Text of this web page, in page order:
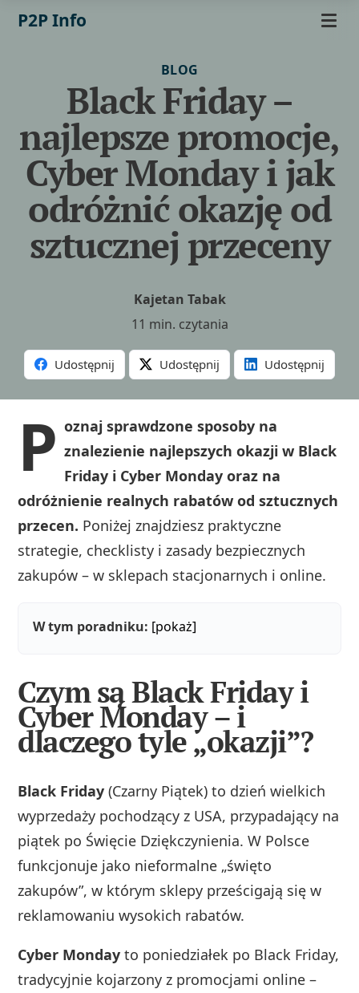
P2P Info
BLOG
Black Friday –
najlepsze promocje,
Cyber Monday i jak
odróżnić okazję od
sztucznej przeceny
Kajetan Tabak
11 min. czytania
Udostępnij Udostępnij Udostępnij
P oznaj sprawdzone sposoby na
znalezienie najlepszych okazji w Black
Friday i Cyber Monday oraz na
odróżnienie realnych rabatów od sztucznych
przecen. Poniżej znajdziesz praktyczne
strategie, checklisty i zasady bezpiecznych
zakupów – w sklepach stacjonarnych i online.
W tym poradniku: [pokaż]
Czym są Black Friday i
Cyber Monday – i
dlaczego tyle „okazji”?
Black Friday (Czarny Piątek) to dzień wielkich
wyprzedaży pochodzący z USA, przypadający na
piątek po Święcie Dziękczynienia. W Polsce
funkcjonuje jako nieformalne „święto
zakupów”, w którym sklepy prześcigają się w
reklamowaniu wysokich rabatów.
Cyber Monday to poniedziałek po Black Friday,
tradycyjnie kojarzony z promocjami online –